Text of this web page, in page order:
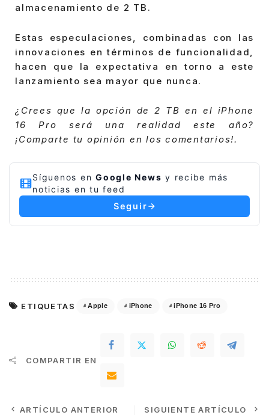
almacenamiento de 2 TB.
Estas especulaciones, combinadas con las
innovaciones en términos de funcionalidad,
hacen que la expectativa en torno a este
lanzamiento sea mayor que nunca.
¿Crees que la opción de 2 TB en el iPhone
16 Pro será una realidad este año?
¡Comparte tu opinión en los comentarios!.
Síguenos en Google News y recibe más
noticias en tu feed
Seguir
ETIQUETAS Apple iPhone iPhone 16 Pro
COMPARTIR EN
ARTÍCULO ANTERIOR
SIGUIENTE ARTÍCULO